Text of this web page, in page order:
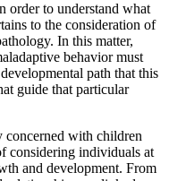
order to understand what
to the consideration of
In this matter,
behavior must
path that this
guide that particular
concerned with children
considering individuals at
and development. From